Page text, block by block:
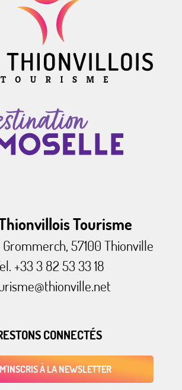
Tourisme
Grommerch, 57100 Thionville
+33 3 82 53 33 18
CONNECTÉS
À LA NEWSLETTER